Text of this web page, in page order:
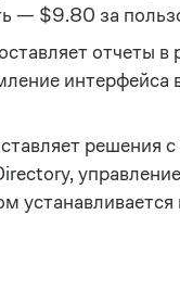
— $9.80 за
отчеты в
решения